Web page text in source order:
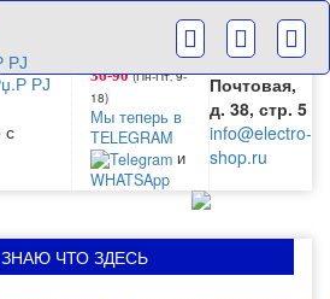
с
36-90(Пн-Пт‚ 9-
18)
Мы теперь в
TELEGRAM
и
WHATSApp
Большая
Почтовая,
д. 38, стр. 5
info@electro-
shop.ru
ЧТО ЗДЕСЬ